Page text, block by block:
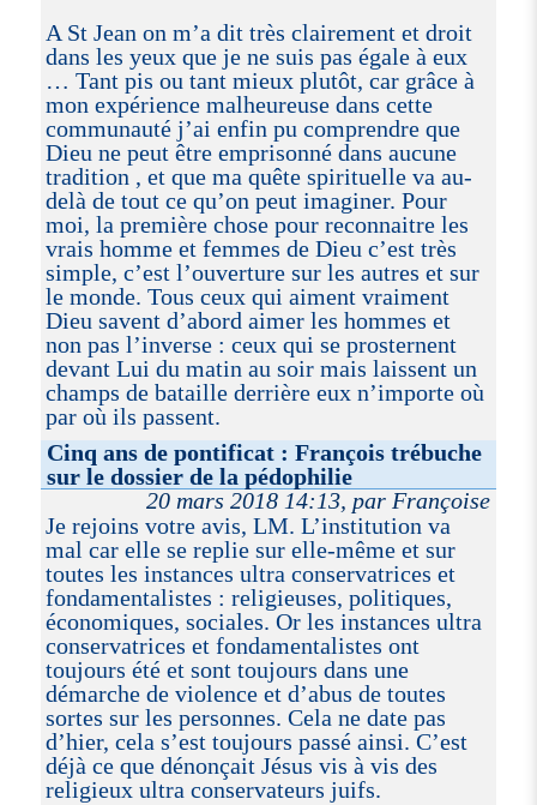
A St Jean on m’a dit très clairement et droit
dans les yeux que je ne suis pas égale à eux
… Tant pis ou tant mieux plutôt, car grâce à
mon expérience malheureuse dans cette
communauté j’ai enfin pu comprendre que
Dieu ne peut être emprisonné dans aucune
tradition , et que ma quête spirituelle va au-
delà de tout ce qu’on peut imaginer. Pour
moi, la première chose pour reconnaitre les
vrais homme et femmes de Dieu c’est très
simple, c’est l’ouverture sur les autres et sur
le monde. Tous ceux qui aiment vraiment
Dieu savent d’abord aimer les hommes et
non pas l’inverse : ceux qui se prosternent
devant Lui du matin au soir mais laissent un
champs de bataille derrière eux n’importe où
par où ils passent.
Cinq ans de pontificat : François trébuche
sur le dossier de la pédophilie
20 mars 2018 14:13, par Françoise
Je rejoins votre avis, LM. L’institution va
mal car elle se replie sur elle-même et sur
toutes les instances ultra conservatrices et
fondamentalistes : religieuses, politiques,
économiques, sociales. Or les instances ultra
conservatrices et fondamentalistes ont
toujours été et sont toujours dans une
démarche de violence et d’abus de toutes
sortes sur les personnes. Cela ne date pas
d’hier, cela s’est toujours passé ainsi. C’est
déjà ce que dénonçait Jésus vis à vis des
religieux ultra conservateurs juifs.